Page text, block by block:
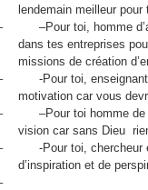
lendemain meilleur
–Pour toi, homme
dans tes entreprises
missions de création
-Pour toi,
motivation car vous
–Pour toi homme
vision car sans Dieu
-Pour toi, chercheur
d’inspiration et de